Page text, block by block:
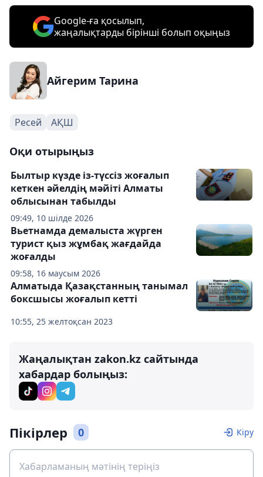
Google-ға қосылып,
жаңалықтарды бірінші болып оқыңыз
Айгерим Тарина
Ресей АҚШ
Оқи отырыңыз
09:49, 10 шілде 2026
Былтыр күзде із-түссіз жоғалып
кеткен әйелдің мәйіті Алматы
облысынан табылды
09:58, 16 маусым 2026
Вьетнамда демалыста жүрген
турист қыз жұмбақ жағдайда
жоғалды
10:55, 25 желтоқсан 2023
Алматыда Қазақстанның танымал
боксшысы жоғалып кетті
Жаңалықтан zakon.kz сайтында
хабардар болыңыз:
Пікірлер 0 Кіру